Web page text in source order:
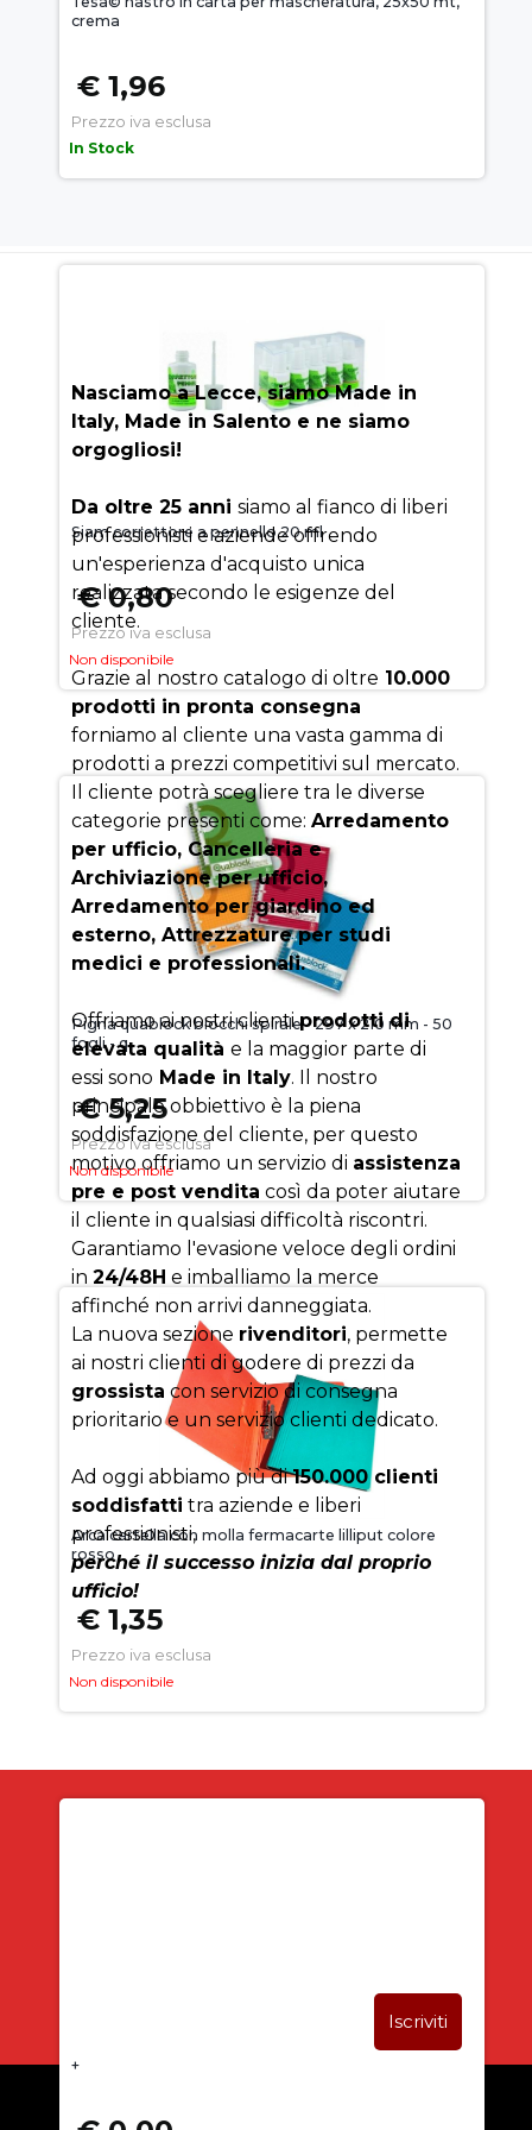
crema
€ 1,96
Prezzo iva esclusa
In Stock
Siam correttore a pennello 20 ml
€ 0,80
Prezzo iva esclusa
Non disponibile
Pigna quablock blocchi spirale - 297 x 210 mm - 50
fogli - q
€ 5,25
Prezzo iva esclusa
Non disponibile
Arca cartella con molla fermacarte lilliput colore
rosso
€ 1,35
Prezzo iva esclusa
Non disponibile
+
SUCCESSO
Nasciamo a Lecce, siamo Made in
Italy, Made in Salento e ne siamo
orgogliosi!
Da oltre 25 anni siamo al fianco di liberi
professionisti e aziende offrendo
un'esperienza d'acquisto unica
realizzata secondo le esigenze del
cliente.
Grazie al nostro catalogo di oltre 10.000
prodotti in pronta consegna
forniamo al cliente una vasta gamma di
prodotti a prezzi competitivi sul mercato.
Il cliente potrà scegliere tra le diverse
categorie presenti come: Arredamento
per ufficio, Cancelleria e
Archiviazione per ufficio,
Arredamento per giardino ed
esterno, Attrezzature per studi
medici e professionali.
Offriamo ai nostri clientiprodotti di
elevata qualità e la maggior parte di
essi sono Made in Italy. Il nostro
principale obbiettivo è la piena
soddisfazione del cliente, per questo
motivo offriamo un servizio di assistenza
pre e post vendita così da poter aiutare
il cliente in qualsiasi difficoltà riscontri.
Garantiamo l'evasione veloce degli ordini
in 24/48H e imballiamo la merce
affinché non arrivi danneggiata.
La nuova sezione rivenditori, permette
ai nostri clienti di godere di prezzi da
grossista con servizio di consegna
prioritario e un servizio clienti dedicato.
Ad oggi abbiamo più di150.000 clienti
soddisfatti tra aziende e liberi
professionisti,
perché il successo inizia dal proprio
ufficio!